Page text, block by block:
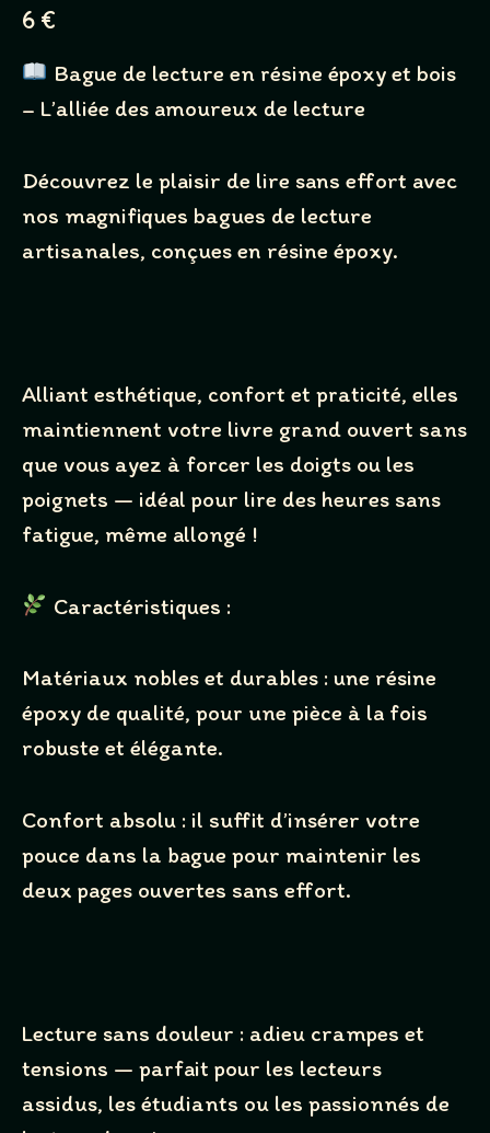
N
o
6 €
Bague de lecture en résine époxy et bois
– L’alliée des amoureux de lecture
Découvrez le plaisir de lire sans effort avec
nos magnifiques bagues de lecture
artisanales, conçues en résine époxy.
Alliant esthétique, confort et praticité, elles
maintiennent votre livre grand ouvert sans
que vous ayez à forcer les doigts ou les
poignets — idéal pour lire des heures sans
fatigue, même allongé !
Caractéristiques :
Matériaux nobles et durables : une résine
époxy de qualité, pour une pièce à la fois
robuste et élégante.
Confort absolu : il suffit d’insérer votre
pouce dans la bague pour maintenir les
deux pages ouvertes sans effort.
Lecture sans douleur : adieu crampes et
tensions — parfait pour les lecteurs
assidus, les étudiants ou les passionnés de
Write a review
Title*